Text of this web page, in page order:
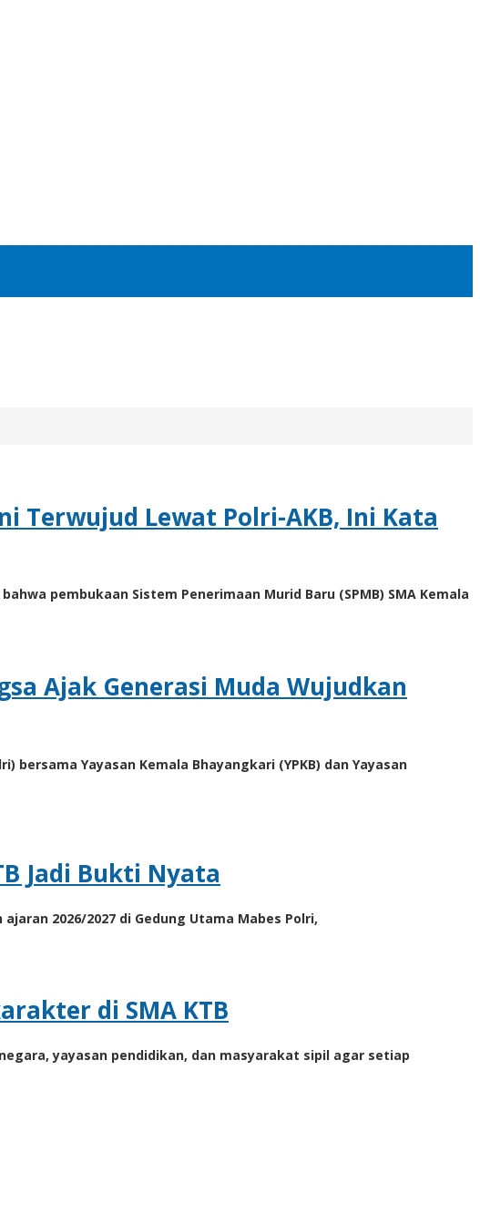
Terwujud Lewat Polri-AKB, Ini Kata
pembukaan Sistem Penerimaan Murid Baru (SPMB) SMA Kemala
Ajak Generasi Muda Wujudkan
Yayasan Kemala Bhayangkari (YPKB) dan Yayasan
Jadi Bukti Nyata
2026/2027 di Gedung Utama Mabes Polri,
di SMA KTB
yayasan pendidikan, dan masyarakat sipil agar setiap